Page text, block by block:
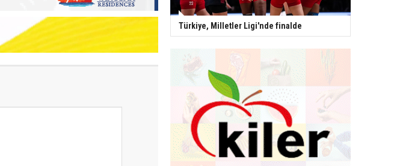
Türkiye, Milletler Ligi'nde finalde